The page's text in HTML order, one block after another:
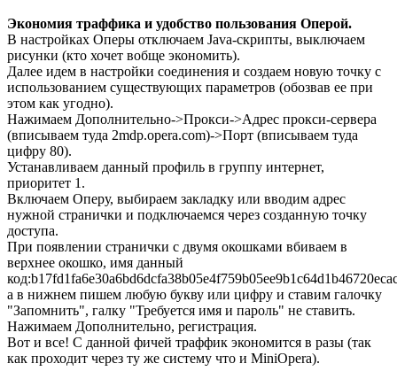
Экономия траффика и удобство пользования Оперой.
В настройках Оперы отключаем Java-скрипты, выключаем
рисунки (кто хочет вобще экономить).
Далее идем в настройки соединения и создаем новую точку с
использованием существующих параметров (обозвав ее при
этом как угодно).
Нажимаем Дополнительно->Прокси->Адрес прокси-сервера
(вписываем туда 2mdp.opera.com)->Порт (вписываем туда
цифру 80).
Устанавливаем данный профиль в группу интернет,
приоритет 1.
Включаем Оперу, выбираем закладку или вводим адрес
нужной странички и подключаемся через созданную точку
доступа.
При появлении странички с двумя окошками вбиваем в
верхнее окошко, имя данный
а в нижнем пишем любую букву или цифру и ставим галочку
"Запомнить", галку "Требуется имя и пароль" не ставить.
Нажимаем Дополнительно, регистрация.
Вот и все! С данной фичей траффик экономится в разы (так
как проходит через ту же систему что и MiniOpera).